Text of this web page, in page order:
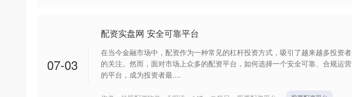
07-03
配资实盘网 安全可靠平台
在当今金融市场中，配资作为一种常见的杠杆投资方式，吸引了越来越多投资者
的关注。然而，面对市场上众多的配资平台，如何选择一个安全可靠、合规运营
的平台，成为投资者最....